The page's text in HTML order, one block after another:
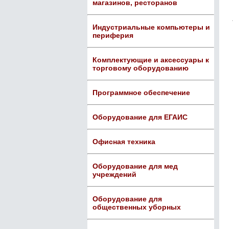
магазинов, ресторанов
Индустриальные компьютеры и
периферия
Комплектующие и аксессуары к
торговому оборудованию
Программное обеспечение
Оборудование для ЕГАИС
Офисная техника
Оборудование для мед
учреждений
Оборудование для
общественных уборных